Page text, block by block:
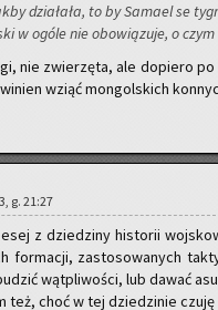
dzia­ła­ła, to by Sa­ma­el se
w ogóle nie obo­wią­zu­je, o
nie zwie­rzę­ta, ale do­pie­ro
wziąć mon­gol­skich
g. 21:27
z dzie­dzi­ny hi­sto­rii
for­ma­cji, za­sto­so­wa­nych
wąt­pli­wo­ści, lub dawać
też, choć w tej dzie­dzi­nie